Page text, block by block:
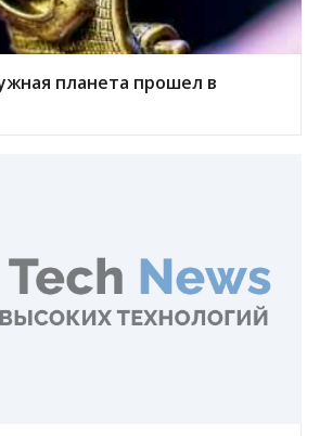
планета прошел в